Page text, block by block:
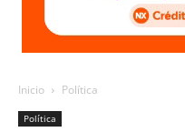
Inicio Política
Política